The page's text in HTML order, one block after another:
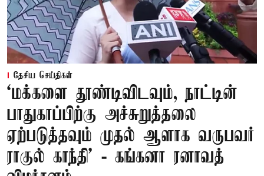
தேசிய செய்திகள்
‘மக்களை தூண்டிவிடவும், நாட்டின்
பாதுகாப்பிற்கு அச்சுறுத்தலை
ஏற்படுத்தவும் முதல் ஆளாக வருபவர்
ராகுல் காந்தி’ - கங்கனா ரனாவத்